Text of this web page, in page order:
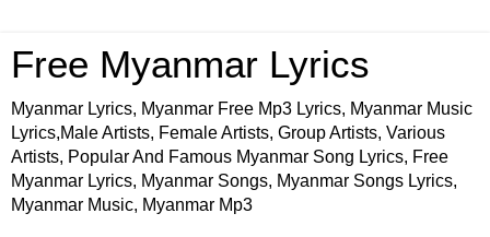
Free Myanmar Lyrics
Myanmar Lyrics, Myanmar Free Mp3 Lyrics, Myanmar Music
Lyrics,Male Artists, Female Artists, Group Artists, Various
Artists, Popular And Famous Myanmar Song Lyrics, Free
Myanmar Lyrics, Myanmar Songs, Myanmar Songs Lyrics,
Myanmar Music, Myanmar Mp3